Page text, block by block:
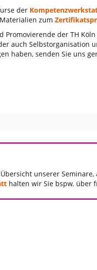
der
zum
der TH
auch
haben, senden Sie uns
unserer
halten wir Sie bspw. über